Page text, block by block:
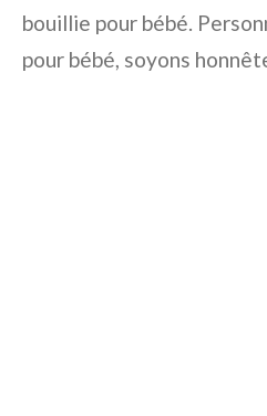
bouillie pour bébé.
pour bébé, soyons